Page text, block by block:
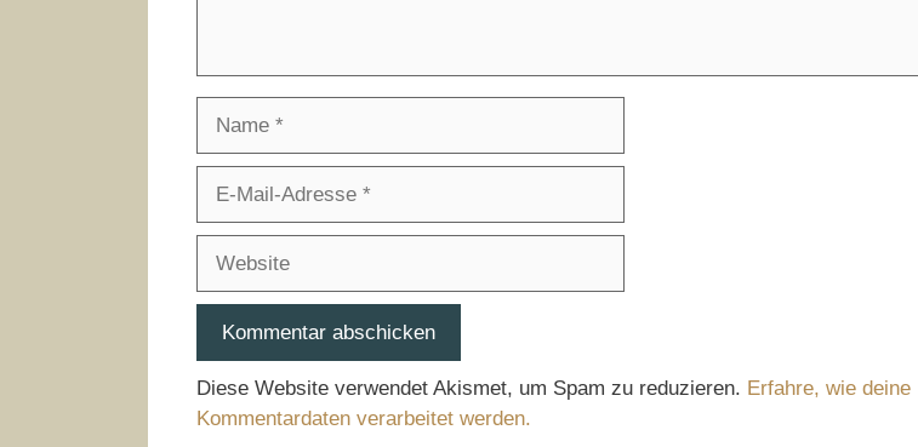
Adresse
Diese Website verwendet Akismet, um Spam zu reduzieren. Erfahre, wie deine
Kommentardaten verarbeitet werden.